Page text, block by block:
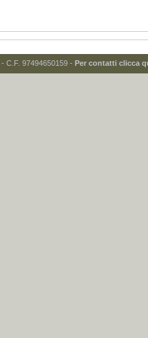
- C.F. 97494650159 - Per contatti clicca